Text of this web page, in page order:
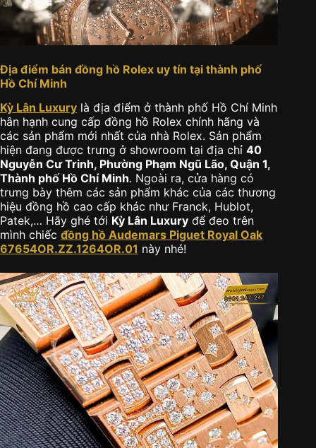
Địa điểm bán đồng hồ Rolex uy tín tại thành phố
Hồ Chí Minh
Kỳ Lân Luxury là địa điểm ở thành phố Hồ Chí Minh
hân hạnh cung cấp đồng hồ Rolex chính hãng và
các sản phẩm mới nhất của nhà Rolex. Sản phẩm
hiện đang được trưng ở showroom tại địa chỉ 40
Nguyễn Cư Trinh, Phường Phạm Ngũ Lão, Quận 1,
Thành phố Hồ Chí Minh. Ngoài ra, cửa hàng có
trưng bày thêm các sản phẩm khác của các thương
hiệu đồng hồ cao cấp khác như Franck, Hublot,
Patek,… Hãy ghé tới Kỳ Lân Luxury để đeo trên
mình chiếc đồng hồ Audemars Piguet Royal Oak
67654OR.ZZ.1264OR.01 này nhé!